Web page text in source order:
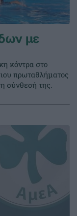
με
κόντρα στο
πρωταθλήματος
σύνθεσή της.